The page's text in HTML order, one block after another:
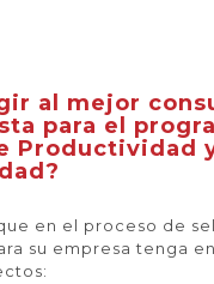
al mejor
para el
Productividad
en el proceso de
su empresa tenga